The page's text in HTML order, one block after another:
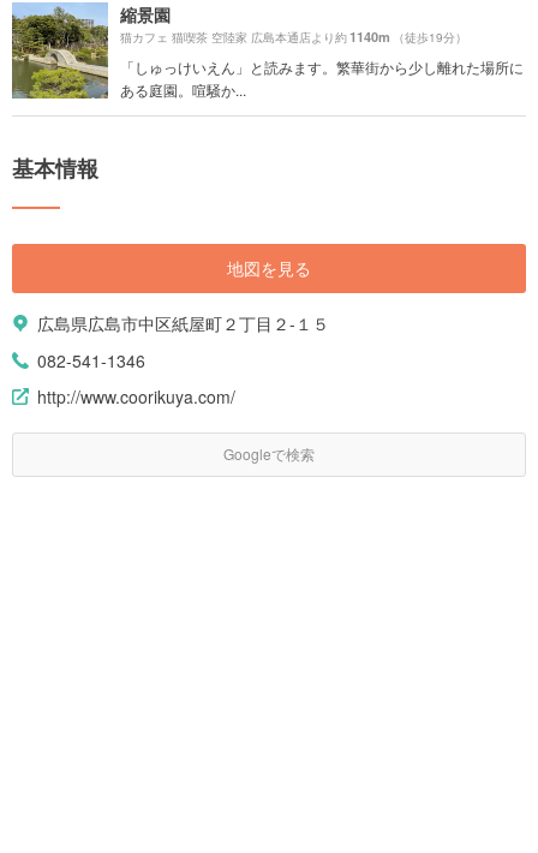
縮景園
猫カフェ 猫喫茶 空陸家 広島本通店より約1140m （徒歩19分）
「しゅっけいえん」と読みます。繁華街から少し離れた場所に
ある庭園。喧騒か...
基本情報
地図を見る
広島県広島市中区紙屋町２丁目２-１５
082-541-1346
http://www.coorikuya.com/
Googleで検索